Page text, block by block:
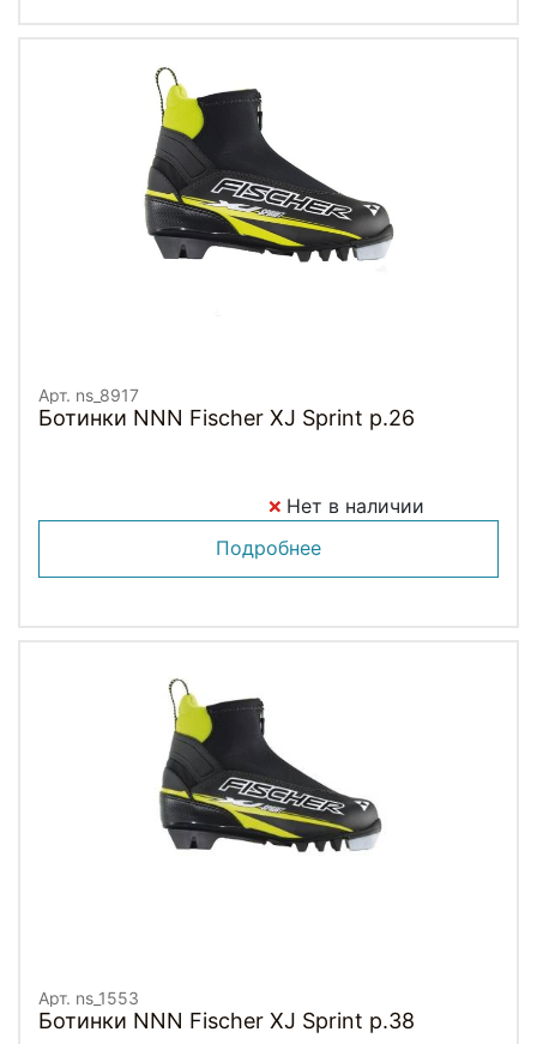
Арт. ns_8917
Ботинки NNN Fischer XJ Sprint p.26
Нет в наличии
Подробнее
Арт. ns_1553
Ботинки NNN Fischer XJ Sprint p.38